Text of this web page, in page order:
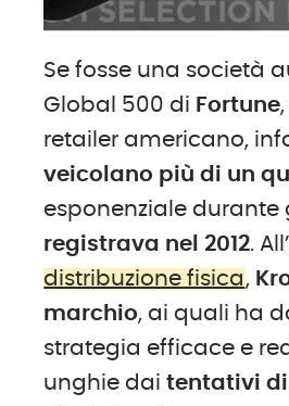
Se fosse una società
Global 500 di Fortune
retailer americano,
veicolano più di un
esponenziale durante
registrava nel 2012.
distribuzione fisica ,
marchio, ai quali ha
strategia efficace e
unghie daitentativi di